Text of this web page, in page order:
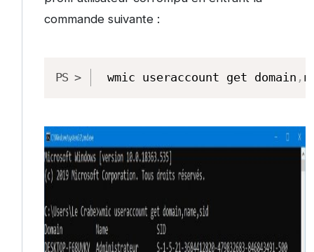
commande suivante :
wmic useraccount get domain ,
Copy